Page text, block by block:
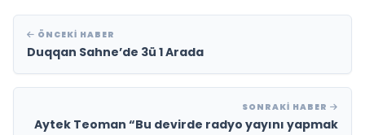
ÖNCEKI HABER
Duqqan Sahne’de 3ü 1 Arada
SONRAKI HABER
Aytek Teoman “Bu devirde radyo yayını yapmak